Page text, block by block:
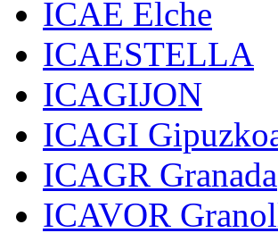
ICAE Elche
ICAESTELLA
ICAGIJON
ICAGI
ICAGR Granada
ICAVOR